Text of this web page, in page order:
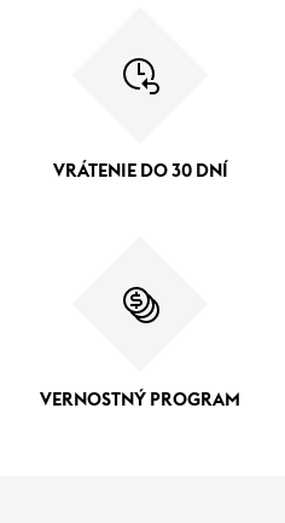
VRÁTENIE DO 30 DNÍ
VERNOSTNÝ PROGRAM